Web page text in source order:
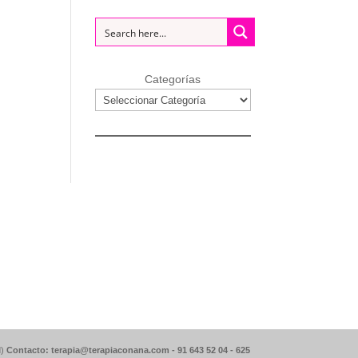
Categorías
Contacto: terapia@terapiaconana.com - 91 643 52 04 - 625